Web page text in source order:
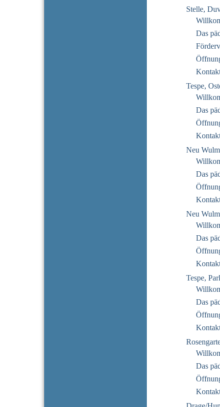
Stelle,
Das
Tespe,
Das
Neu
Das
Neu
Das
Tespe,
Das
Das